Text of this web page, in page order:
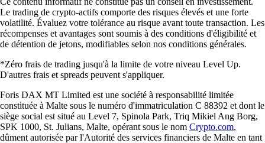
Le trading de crypto-actifs comporte des risques élevés et une forte
volatilité. Évaluez votre tolérance au risque avant toute transaction. Les
récompenses et avantages sont soumis à des conditions d'éligibilité et
de détention de jetons, modifiables selon nos conditions générales.
*Zéro frais de trading jusqu'à la limite de votre niveau Level Up.
D'autres frais et spreads peuvent s'appliquer.
Foris DAX MT Limited est une société à responsabilité limitée
constituée à Malte sous le numéro d'immatriculation C 88392 et dont le
siège social est situé au Level 7, Spinola Park, Triq Mikiel Ang Borg,
SPK 1000, St. Julians, Malte, opérant sous le nom Crypto.com,
dûment autorisée par l'Autorité des services financiers de Malte en tant